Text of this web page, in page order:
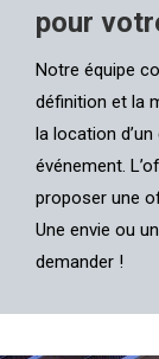
pour
Notre équipe
définition et la
la location
événement.
proposer une
Une envie ou
demander !